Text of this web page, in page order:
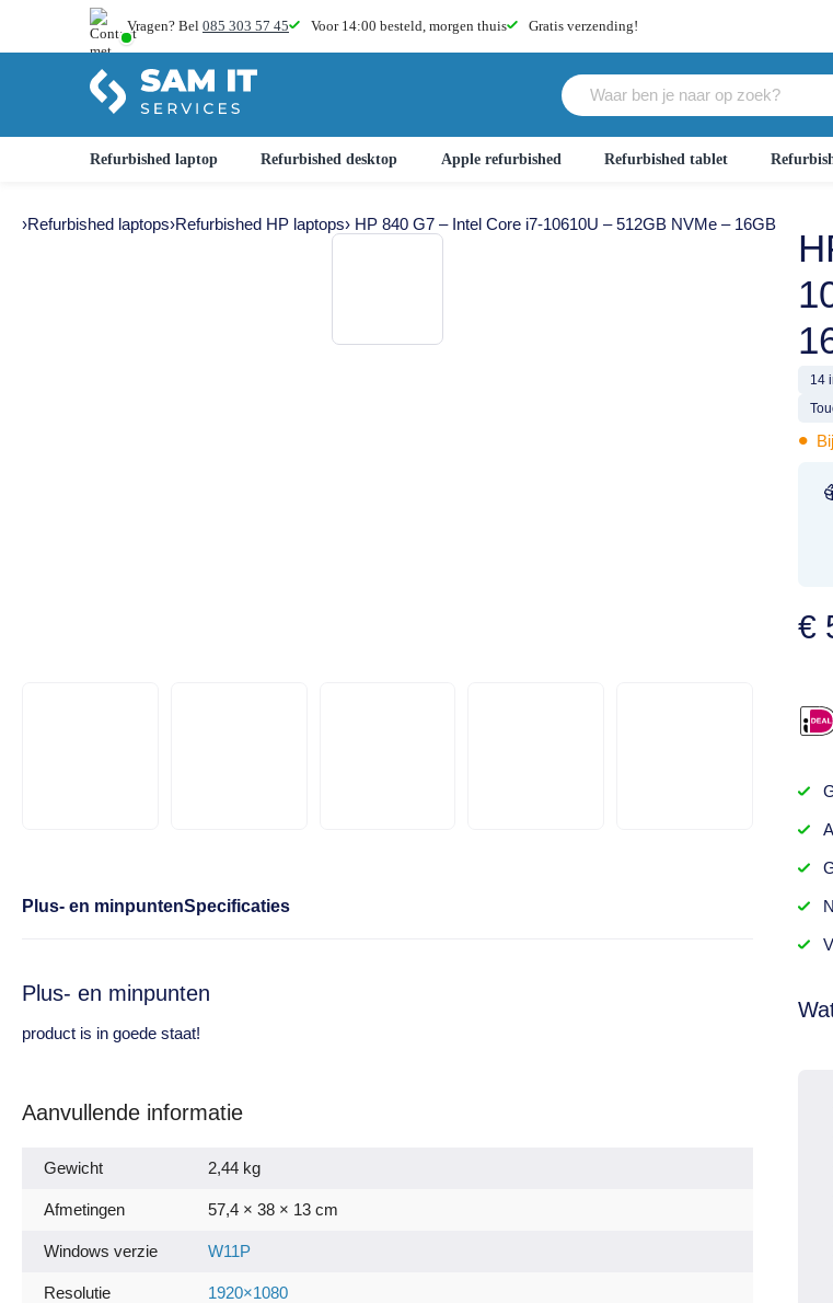
Vragen? Bel 085 303 57 45 Voor 14:00 besteld, morgen thuis Gratis verzending!
Refurbished laptop Refurbished desktop Apple refurbished Refurbished tablet
›Refurbished laptops›Refurbished HP laptops› HP 840 G7 – Intel Core i7-10610U – 512GB NVMe – 16GB
Plus- en minpuntenSpecificaties
Plus- en minpunten
product is in goede staat!
Aanvullende informatie
Gewicht 2,44 kg
Afmetingen 57,4 × 38 × 13 cm
Windows verzie W11P
Resolutie 1920×1080
14
•
€